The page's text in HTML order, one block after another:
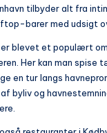
tilbyder alt fra
barer med udsigt
er blevet et populært
Her kan man spise
en tur langs
byliv og